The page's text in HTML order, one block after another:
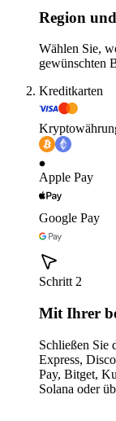
Region
Wählen Sie,
gewünschten
Kreditkarten
Apple Pay
Google Pay
Schritt 2
Mit Ihrer
Schließen Sie
Express,
Pay, Bitget,
Solana oder